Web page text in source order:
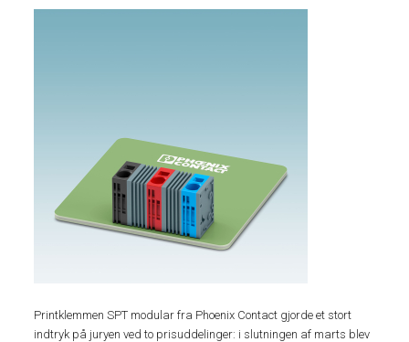
Printklemmen SPT modular fra Phoenix Contact gjorde et stort
indtryk på juryen ved to prisuddelinger: i slutningen af marts blev